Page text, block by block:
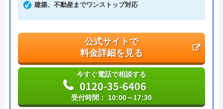
建築、不動産までワンストップ対応
公式サイトで
料金詳細を見る
今すぐ電話で相談する
0120-35-6406
受付時間： 10:00～17:30